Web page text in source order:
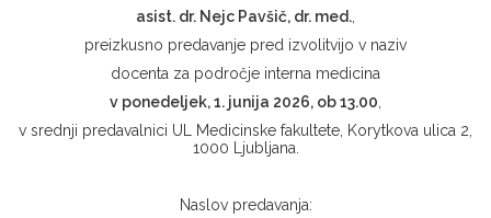
asist. dr. Nejc Pavšič, dr. med.
preizkusno predavanje pred izvolitvijo v naziv
docenta za področje interna medicina
v ponedeljek,1. junija 2026, ob 13.00
v srednji predavalnici UL Medicinske fakultete, Korytkova ulica 2,
1000 Ljubljana.
Naslov predavanja: